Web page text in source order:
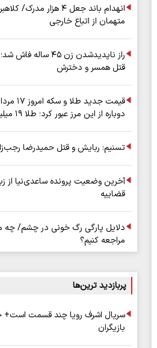
متهمان از اتباع خارجی
راز ناپدیدشدن زن ۴۵
قتل همسر و دخترش
دوباره
تسنیم: ربایش و قتل حمیدرضا
آخرین وضعیت پرونده ساعدی‌نیا از
قضاییه
دلایل پارگی رگ خونی در چشم/ چه
مراجعه کنیم؟
پربازدید ترین‌ها
سریال اشرف رویا چند قسمت است+
بازیگران